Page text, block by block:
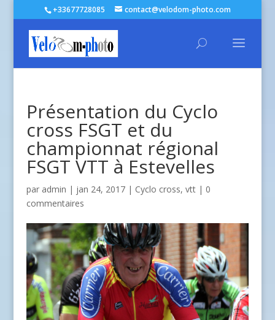
+33677728085 contact@velodom-photo.com
Présentation du Cyclo
cross FSGT et du
championnat régional
FSGT VTT à Estevelles
par admin | jan 24, 2017 | Cyclo cross, vtt| 0
commentaires